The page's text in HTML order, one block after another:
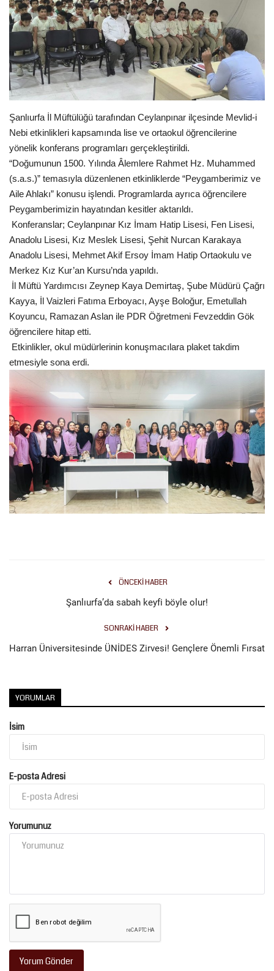
Gündem
Tekno Bilim
Ekonomi
Siyaset
Galeriler
Yaşam
Künye
Sağlık
İletişim
Kültür Sanat
Şanlıurfa İl Müftülüğü tarafından Ceylanpınar ilçesinde Mevlid-i
Nebi etkinlikleri kapsamında lise ve ortaokul öğrencilerine
yönelik konferans programları gerçekleştirildi.
“Doğumunun 1500. Yılında Âlemlere Rahmet Hz. Muhammed
(s.a.s.)” temasıyla düzenlenen etkinliklerde “Peygamberimiz ve
Aile Ahlakı” konusu işlendi. Programlarda ayrıca öğrencilere
Peygamberimizin hayatından kesitler aktarıldı.
Konferanslar; Ceylanpınar Kız İmam Hatip Lisesi, Fen Lisesi,
Anadolu Lisesi, Kız Meslek Lisesi, Şehit Nurcan Karakaya
Anadolu Lisesi, Mehmet Akif Ersoy İmam Hatip Ortaokulu ve
Merkez Kız Kur’an Kursu’nda yapıldı.
İl Müftü Yardımcısı Zeynep Kaya Demirtaş, Şube Müdürü Çağrı
Kayya, İl Vaizleri Fatıma Erboyacı, Ayşe Boloğur, Emetullah
Koyuncu, Ramazan Aslan ile PDR Öğretmeni Fevzeddin Gök
öğrencilere hitap etti.
Etkinlikler, okul müdürlerinin konuşmacılara plaket takdim
etmesiyle sona erdi.
ÖNCEKI HABER
Şanlıurfa’da sabah keyfi böyle olur!
SONRAKI HABER
Harran Üniversitesinde ÜNİDES Zirvesi! Gençlere Önemli Fırsat
YORUMLAR
İsim
E-posta Adresi
Yorumunuz
Yorum Gönder